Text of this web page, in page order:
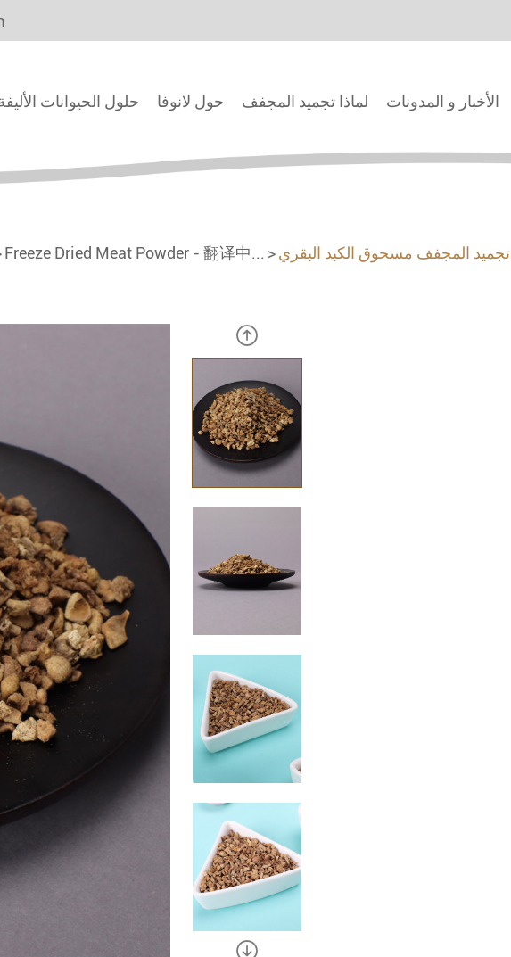
حلول الحيوانات حول لانوفا لماذا تجميد المجفف الأخبار و المدونات
Freeze Dried Meat Powder - 翻译中... تجميد المجفف مسحوق الكبد البقري